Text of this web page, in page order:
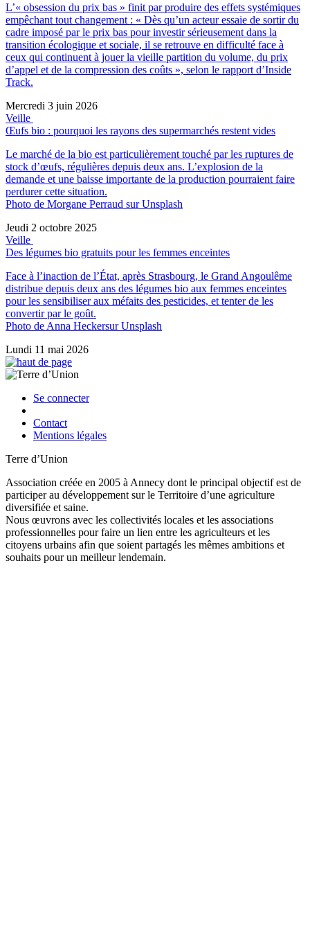
L’« obsession du prix bas » finit par produire des effets systémiques
empêchant tout changement : « Dès qu’un acteur essaie de sortir du
cadre imposé par le prix bas pour investir sérieusement dans la
transition écologique et sociale, il se retrouve en difficulté face à
ceux qui continuent à jouer la vieille partition du volume, du prix
d’appel et de la compression des coûts », selon le rapport d’Inside
Track.
Mercredi 3 juin 2026
Veille
Œufs bio : pourquoi les rayons des supermarchés restent vides
Le marché de la bio est particulièrement touché par les ruptures de
stock d’œufs, régulières depuis deux ans. L’explosion de la
demande et une baisse importante de la production pourraient faire
perdurer cette situation.
Photo de Morgane Perraud sur Unsplash
Jeudi 2 octobre 2025
Veille
Des légumes bio gratuits pour les femmes enceintes
Face à l’inaction de l’État, après Strasbourg, le Grand Angoulême
distribue depuis deux ans des légumes bio aux femmes enceintes
pour les sensibiliser aux méfaits des pesticides, et tenter de les
convertir par le goût.
Photo de Anna Heckersur Unsplash
Lundi 11 mai 2026
Se connecter
Contact
Mentions légales
Terre d’Union
Association créée en 2005 à Annecy dont le principal objectif est de
participer au développement sur le Territoire d’une agriculture
diversifiée et saine.
Nous œuvrons avec les collectivités locales et les associations
professionnelles pour faire un lien entre les agriculteurs et les
citoyens urbains afin que soient partagés les mêmes ambitions et
souhaits pour un meilleur lendemain.